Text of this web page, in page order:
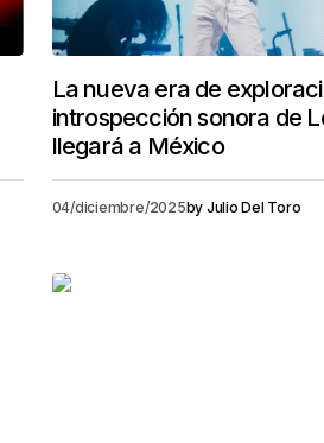
La nueva era de
introspección sonora de
llegará a México
04/diciembre/2025by Julio Del Toro